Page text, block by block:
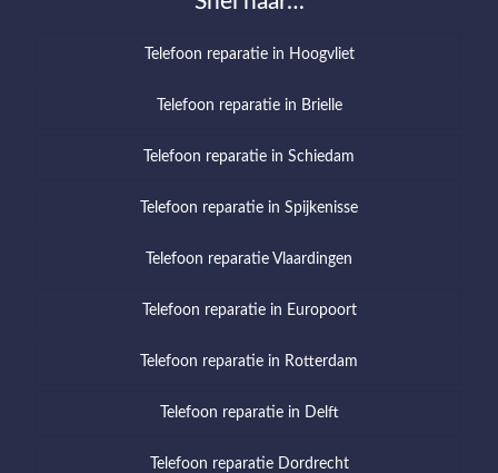
Telefoon reparatie in Hoogvliet
Telefoon reparatie in Brielle
Telefoon reparatie in Schiedam
Telefoon reparatie in Spijkenisse
Telefoon reparatie Vlaardingen
Telefoon reparatie in Europoort
Telefoon reparatie in Rotterdam
Telefoon reparatie in Delft
Telefoon reparatie Dordrecht